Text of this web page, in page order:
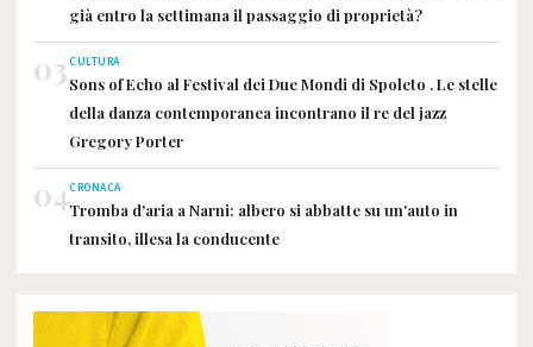
già entro la settimana il passaggio di proprietà?
03CULTURA
Sons of Echo al Festival dei Due Mondi di Spoleto . Le stelle
della danza contemporanea incontrano il re del jazz
Gregory Porter
04CRONACA
Tromba d'aria a Narni: albero si abbatte su un'auto in
transito, illesa la conducente